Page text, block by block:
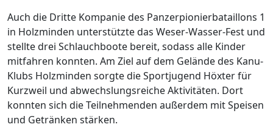
Auch die Dritte Kompanie des Panzerpionierbataillons 1
in Holzminden unterstützte das Weser-Wasser-Fest und
stellte drei Schlauchboote bereit, sodass alle Kinder
mitfahren konnten. Am Ziel auf dem Gelände des Kanu-
Klubs Holzminden sorgte die Sportjugend Höxter für
Kurzweil und abwechslungsreiche Aktivitäten. Dort
konnten sich die Teilnehmenden außerdem mit Speisen
und Getränken stärken.